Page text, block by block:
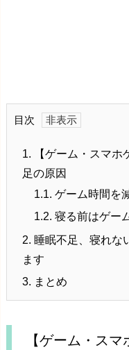
目次
1. 【ゲーム・スマホ
足の原因
1.1. ゲーム時間を
1.2. 寝る前はゲー
2. 睡眠不足、寝れな
ます
3. まとめ
【ゲーム・ス